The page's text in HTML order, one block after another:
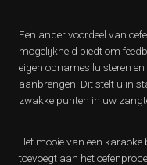
Een ander voordeel van
mogelijkheid biedt om
eigen opnames luisteren
aanbrengen. Dit stelt u in
zwakke punten in uw
Het mooie van een
toevoegt aan het